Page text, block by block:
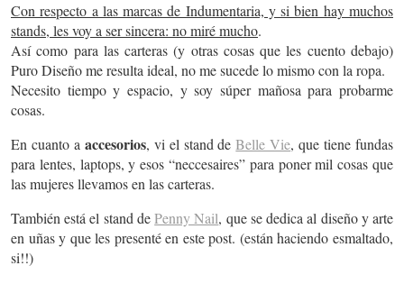
Con respecto a las marcas de Indumentaria, y si bien hay muchos
stands, les voy a ser sincera: no miré mucho.
Así como para las carteras (y otras cosas que les cuento debajo)
Puro Diseño me resulta ideal, no me sucede lo mismo con la ropa.
Necesito tiempo y espacio, y soy súper mañosa para probarme
cosas.
En cuanto a accesorios, vi el stand deBelle Vie, que tiene fundas
para lentes, laptops, y esos “neccesaires” para poner mil cosas que
las mujeres llevamos en las carteras.
También está el stand dePenny Nail, que se dedica al diseño y arte
en uñas y que les presenté en este post. (están haciendo esmaltado,
si!!)